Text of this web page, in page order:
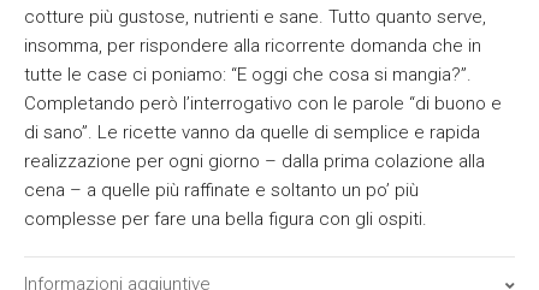
cotture più gustose, nutrienti e sane. Tutto quanto serve,
insomma, per rispondere alla ricorrente domanda che in
tutte le case ci poniamo: “E oggi che cosa si mangia?”.
Completando però l’interrogativo con le parole “di buono e
di sano”. Le ricette vanno da quelle di semplice e rapida
realizzazione per ogni giorno – dalla prima colazione alla
cena – a quelle più raffinate e soltanto un po’ più
complesse per fare una bella figura con gli ospiti.
Informazioni aggiuntive